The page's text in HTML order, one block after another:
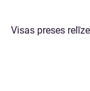
Visas preses